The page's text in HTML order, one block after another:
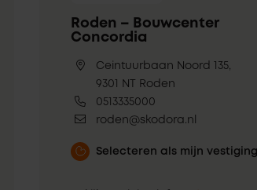
Roden – Bouwcenter
Concordia
Ceintuurbaan Noord 135,
9301 NT Roden
0513335000
roden@skodora.nl
Selecteren als mijn vestiging